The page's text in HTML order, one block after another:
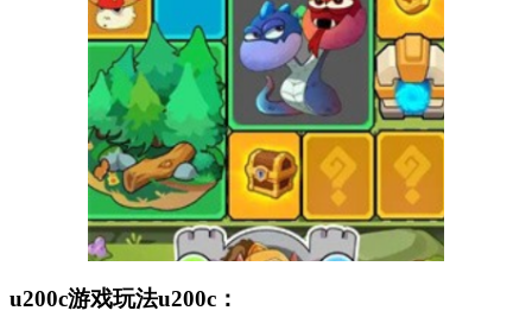
u200c游戏玩法u200c：